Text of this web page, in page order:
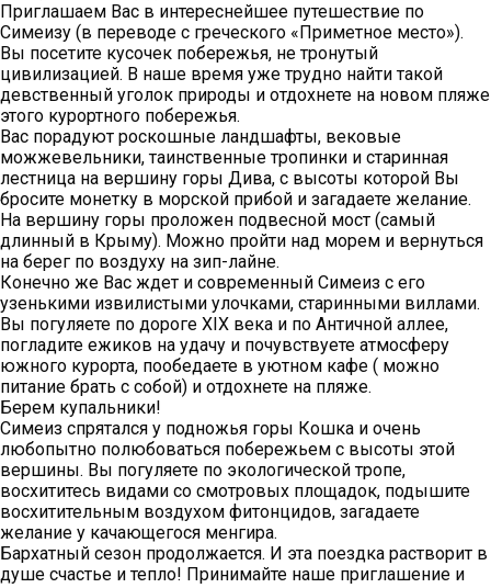
Приглашаем Вас в интереснейшее путешествие по
Симеизу (в переводе с греческого «Приметное место»).
Вы посетите кусочек побережья, не тронутый
цивилизацией. В наше время уже трудно найти такой
девственный уголок природы и отдохнете на новом пляже
этого курортного побережья.
Вас порадуют роскошные ландшафты, вековые
можжевельники, таинственные тропинки и старинная
лестница на вершину горы Дива, с высоты которой Вы
бросите монетку в морской прибой и загадаете желание.
На вершину горы проложен подвесной мост (самый
длинный в Крыму). Можно пройти над морем и вернуться
на берег по воздуху на зип-лайне.
Конечно же Вас ждет и современный Симеиз с его
узенькими извилистыми улочками, старинными виллами.
Вы погуляете по дороге XIX века и по Античной аллее,
погладите ежиков на удачу и почувствуете атмосферу
южного курорта, пообедаете в уютном кафе ( можно
питание брать с собой) и отдохнете на пляже.
Берем купальники!
Симеиз спрятался у подножья горы Кошка и очень
любопытно полюбоваться побережьем с высоты этой
вершины. Вы погуляете по экологической тропе,
восхититесь видами со смотровых площадок, подышите
восхитительным воздухом фитонцидов, загадаете
желание у качающегося менгира.
Бархатный сезон продолжается. И эта поездка растворит в
душе счастье и тепло! Принимайте наше приглашение и